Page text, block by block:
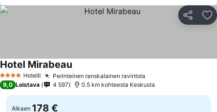
Jaa
4 Tähtiluokitus
Hotelli Perinteinen ranskalainen ravintola
Hotel MirabeauKatso hinnat
9,0 Loistava 4 597 0.5 km kohteesta Keskusta
Alkaen 178 €